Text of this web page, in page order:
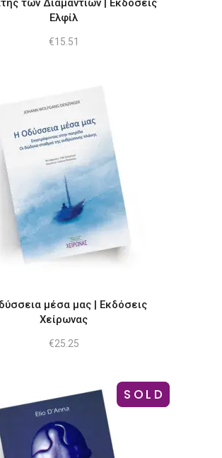
των Διαμαντιών | Εκδόσεις
Ελφίλ
€15.51
μέσα μας | Εκδόσεις
Χείρωνας
€25.25
-10%
SOLD